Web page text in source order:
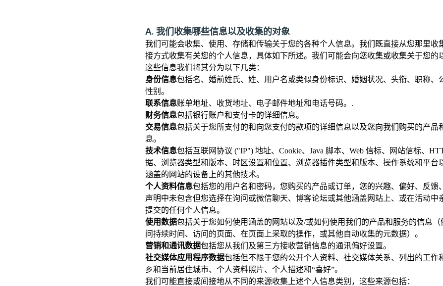
A. 我们收集哪些信息以及收集的对象
我们可能会收集、使用、存储和传输关于您的各种个人信息。我们既直接从您那里收
接方式收集有关您的个人信息，具体如下所述。我们可能会向您收集或收集关于您的
这些信息我们将其分为以下几类：
身份信息包括名、婚前姓氏、姓、用户名或类似身份标识、婚姻状况、头衔、职称、
性别。
联系信息账单地址、收货地址、电子邮件地址和电话号码。.
财务信息包括银行账户和支付卡的详细信息。
交易信息包括关于您所支付的和向您支付的款项的详细信息以及您向我们购买的产品
息。
技术信息包括互联网协议 ("IP") 地址、Cookie、Java 脚本、Web 信标、网站信标、
据、浏览器类型和版本、时区设置和位置、浏览器插件类型和版本、操作系统和平台
涵盖的网站的设备上的其他技术。
个人资料信息包括您的用户名和密码，您购买的产品或订单，您的兴趣、偏好、反馈
声明中未包含但您选择在询问或微信聊天、博客论坛或其他涵盖网站上、或在活动中
提交的任何个人信息。
使用数据包括关于您如何使用涵盖的网站以及/或如何使用我们的产品和服务的信息
问持续时间、访问的页面、在页面上采取的操作，或其他自动收集的元数据）。
营销和通讯数据包括您从我们及第三方接收营销信息的通讯偏好设置。
社交媒体应用程序数据包括但不限于您的公开个人资料、社交媒体关系、列出的工作
乡和当前居住城市、个人资料照片、个人描述和“喜好”。
我们可能直接或间接地从不同的来源收集上述个人信息类别，这些来源包括：